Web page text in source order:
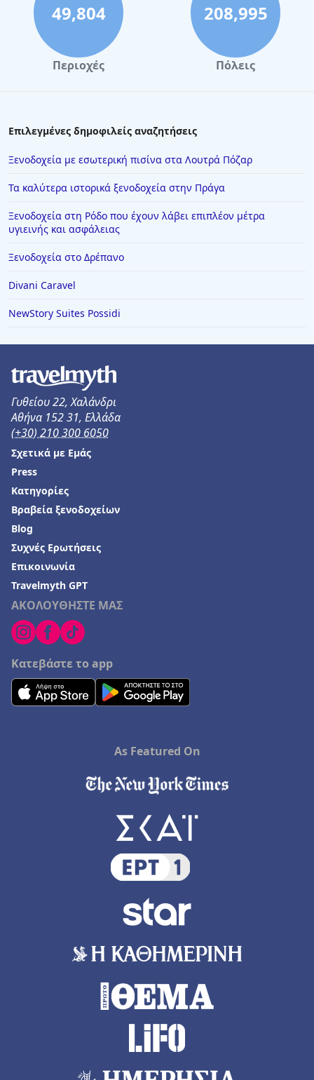
49,804
Περιοχές
208,995
Πόλεις
Επιλεγμένες δημοφιλείς αναζητήσεις
Ξενοδοχεία με εσωτερική πισίνα στα Λουτρά Πόζαρ
Τα καλύτερα ιστορικά ξενοδοχεία στην Πράγα
Ξενοδοχεία στη Ρόδο που έχουν λάβει επιπλέον μέτρα
υγιεινής και ασφάλειας
Ξενοδοχεία στο Δρέπανο
Divani Caravel
NewStory Suites Possidi
Γυθείου 22, Χαλάνδρι
Αθήνα 152 31, Ελλάδα
(+30) 210 300 6050
ΑΚΟΛΟΥΘΗΣΤΕ ΜΑΣ
Κατεβάστε το app
Σχετικά με Εμάς
Press
Κατηγορίες
Βραβεία ξενοδοχείων
Blog
Συχνές Ερωτήσεις
Επικοινωνία
Travelmyth GPT
As Featured On